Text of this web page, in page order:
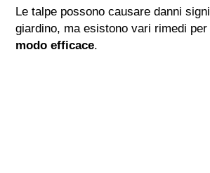
Le talpe possono causare danni
giardino, ma esistono vari rimedi
modo efficace.